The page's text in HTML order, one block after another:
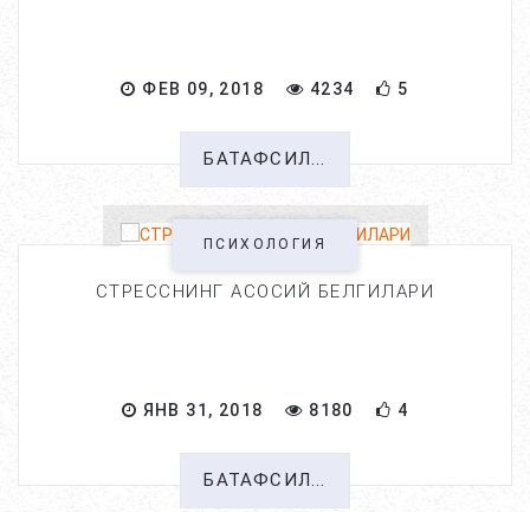
ФЕВ 09, 2018 4234 5
БАТАФСИЛ...
ПСИХОЛОГИЯ
СТРЕССНИНГ АСОСИЙ БЕЛГИЛАРИ
ЯНВ 31, 2018 8180 4
БАТАФСИЛ...